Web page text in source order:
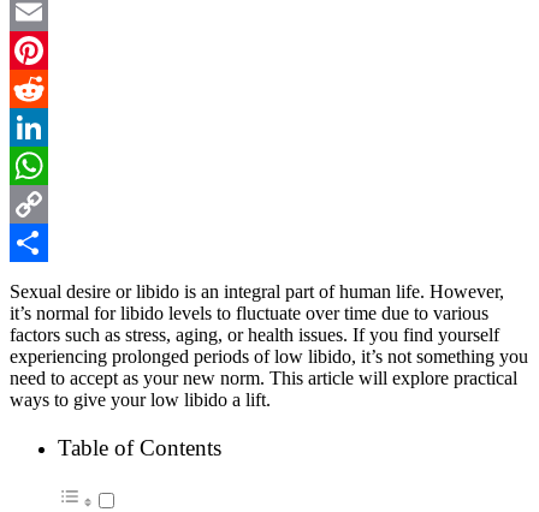
Twitter
Email
Pinterest
Reddit
LinkedIn
WhatsApp
Copy
Link
Share
Sexual desire or libido is an integral part of human life. However,
it’s normal for libido levels to fluctuate over time due to various
factors such as stress, aging, or health issues. If you find yourself
experiencing prolonged periods of low libido, it’s not something you
need to accept as your new norm. This article will explore practical
ways to give your low libido a lift.
Table of Contents